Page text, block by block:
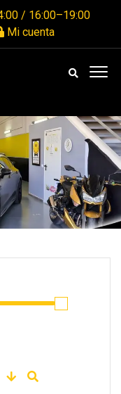
/ 16:00–19:00
Mi cuenta